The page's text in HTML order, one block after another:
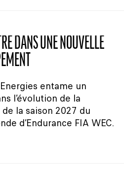
DANS UNE NOUVELLE
entame un
l’évolution de la
la saison 2027 du
d’Endurance FIA WEC.